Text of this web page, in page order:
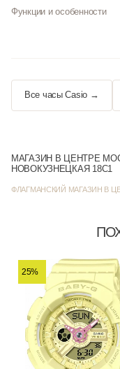
Функции и особенности
Все часы Casio →
МАГАЗИН В ЦЕНТРЕ
НОВОКУЗНЕЦКАЯ 18С1
ФЛАГМАНСКИЙ МАГАЗИН В
25%